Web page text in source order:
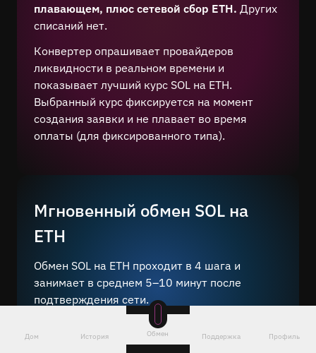
плавающем, плюс сетевой сбор ETH. Других
списаний нет.
Конвертер опрашивает провайдеров
ликвидности в реальном времени и
показывает лучший курс SOL на ETH.
Выбранный курс фиксируется на момент
создания заявки и не плавает во время
оплаты (для фиксированного типа).
Мгновенный обмен SOL на
ETH
Обмен SOL на ETH проходит в 4 шага и
занимает в среднем 5–10 минут после
подтверждения сети.
Всего несколько шагов — выберите пару
укажите сумму и адрес кошелька и отправьте
Дом История Обмен Поддержка Профиль